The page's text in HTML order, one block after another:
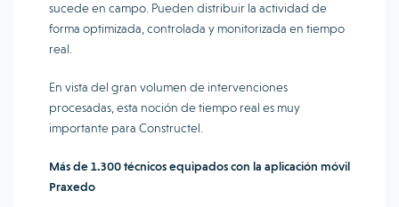
sucede en campo. Pueden distribuir la actividad de
forma optimizada, controlada y monitorizada en tiempo
real.
En vista del gran volumen de intervenciones
procesadas, esta noción de tiempo real es muy
importante para Constructel.
Más de 1.300 técnicos equipados con la aplicación móvil
Praxedo